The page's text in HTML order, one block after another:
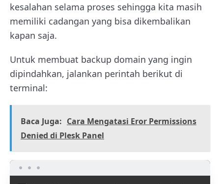
kesalahan selama proses sehingga kita masih
memiliki cadangan yang bisa dikembalikan
kapan saja.
Untuk membuat backup domain yang ingin
dipindahkan, jalankan perintah berikut di
terminal:
Baca Juga: Cara Mengatasi Eror Permissions
Denied di Plesk Panel